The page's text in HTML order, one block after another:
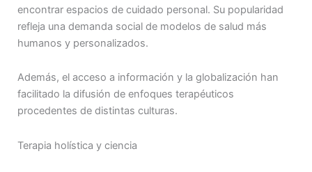
encontrar espacios de cuidado personal. Su popularidad
refleja una demanda social de modelos de salud más
humanos y personalizados.
Además, el acceso a información y la globalización han
facilitado la difusión de enfoques terapéuticos
procedentes de distintas culturas.
Terapia holística y ciencia